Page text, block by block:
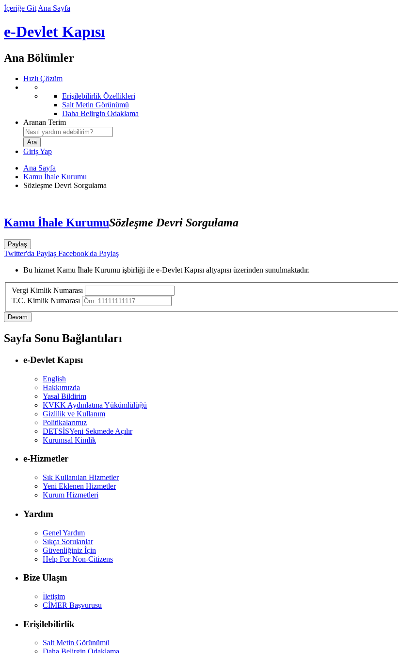
İçeriğe Git Ana Sayfa
e-Devlet Kapısı
Ana Bölümler
Hızlı Çözüm
Erişilebilirlik Özellikleri
Salt Metin Görünümü
Daha Belirgin Odaklama
Aranan Terim
Giriş Yap
Ana Sayfa
Kamu İhale Kurumu
Sözleşme Devri Sorgulama
Kamu İhale KurumuSözleşme Devri Sorgulama
Paylaş
Twitter'da Paylaş Facebook'da Paylaş
Bu hizmet Kamu İhale Kurumu işbirliği ile e-Devlet Kapısı altyapısı üzerinden sunulmaktadır.
Vergi Kimlik Numarası
T.C. Kimlik Numarası
Sayfa Sonu Bağlantıları
e-Devlet Kapısı
English
Hakkımızda
Yasal Bildirim
KVKK Aydınlatma Yükümlülüğü
Gizlilik ve Kullanım
Politikalarımız
DETSİSYeni Sekmede Açılır
Kurumsal Kimlik
e-Hizmetler
Sık Kullanılan Hizmetler
Yeni Eklenen Hizmetler
Kurum Hizmetleri
Yardım
Genel Yardım
Sıkça Sorulanlar
Güvenliğiniz İçin
Help For Non-Citizens
Bize Ulaşın
İletişim
CİMER Başvurusu
Erişilebilirlik
Salt Metin Görünümü